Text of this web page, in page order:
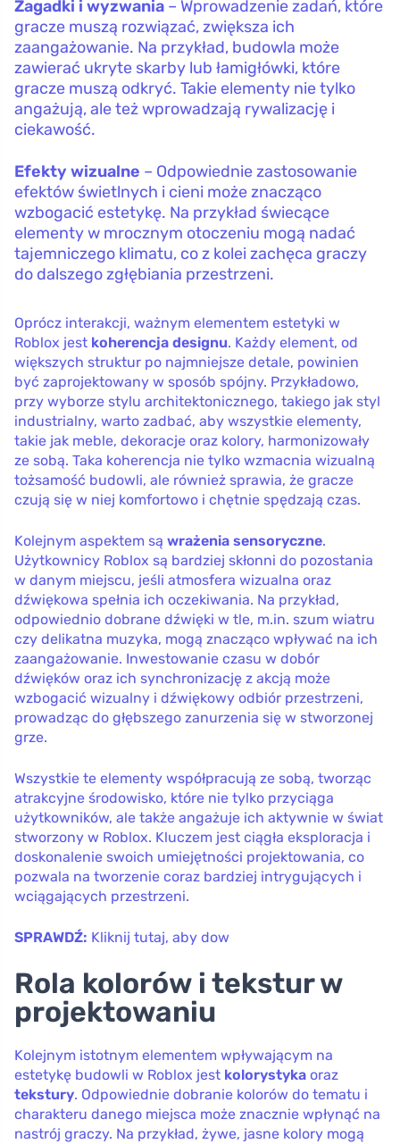
Zagadki i wyzwania – Wprowadzenie zadań, które
gracze muszą rozwiązać, zwiększa ich
zaangażowanie. Na przykład, budowla może
zawierać ukryte skarby lub łamigłówki, które
gracze muszą odkryć. Takie elementy nie tylko
angażują, ale też wprowadzają rywalizację i
ciekawość.
Efekty wizualne – Odpowiednie zastosowanie
efektów świetlnych i cieni może znacząco
wzbogacić estetykę. Na przykład świecące
elementy w mrocznym otoczeniu mogą nadać
tajemniczego klimatu, co z kolei zachęca graczy
do dalszego zgłębiania przestrzeni.
Oprócz interakcji, ważnym elementem estetyki w
Roblox jest koherencja designu. Każdy element, od
większych struktur po najmniejsze detale, powinien
być zaprojektowany w sposób spójny. Przykładowo,
przy wyborze stylu architektonicznego, takiego jak styl
industrialny, warto zadbać, aby wszystkie elementy,
takie jak meble, dekoracje oraz kolory, harmonizowały
ze sobą. Taka koherencja nie tylko wzmacnia wizualną
tożsamość budowli, ale również sprawia, że gracze
czują się w niej komfortowo i chętnie spędzają czas.
Kolejnym aspektem są wrażenia sensoryczne.
Użytkownicy Roblox są bardziej skłonni do pozostania
w danym miejscu, jeśli atmosfera wizualna oraz
dźwiękowa spełnia ich oczekiwania. Na przykład,
odpowiednio dobrane dźwięki w tle, m.in. szum wiatru
czy delikatna muzyka, mogą znacząco wpływać na ich
zaangażowanie. Inwestowanie czasu w dobór
dźwięków oraz ich synchronizację z akcją może
wzbogacić wizualny i dźwiękowy odbiór przestrzeni,
prowadząc do głębszego zanurzenia się w stworzonej
grze.
Wszystkie te elementy współpracują ze sobą, tworząc
atrakcyjne środowisko, które nie tylko przyciąga
użytkowników, ale także angażuje ich aktywnie w świat
stworzony w Roblox. Kluczem jest ciągła eksploracja i
doskonalenie swoich umiejętności projektowania, co
pozwala na tworzenie coraz bardziej intrygujących i
wciągających przestrzeni.
SPRAWDŹ: Kliknij tutaj, aby dow
Rola kolorów i tekstur w
projektowaniu
Kolejnym istotnym elementem wpływającym na
estetykę budowli w Roblox jest kolorystyka oraz
tekstury. Odpowiednie dobranie kolorów do tematu i
charakteru danego miejsca może znacznie wpłynąć na
nastrój graczy. Na przykład, żywe, jasne kolory mogą